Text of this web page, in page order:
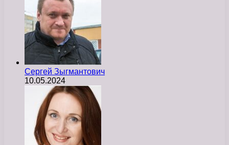
Сергей Зыгмантович
10.05.2024